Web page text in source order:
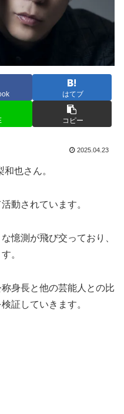
はてブ
コピー
2025.04.23
也さん。
動されています。
憶測が飛び交っており、
。
身長と他の芸能人との比
証していきます。